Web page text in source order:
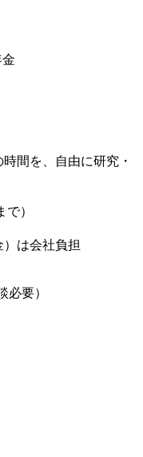
間を、自由に研究・
）
は会社負担
必要）